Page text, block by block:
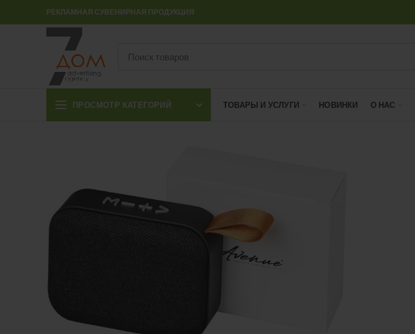
РЕКЛАМНАЯ СУВЕНИРНАЯ ПРОДУКЦИЯ
ПРОСМОТР КАТЕГОРИЙ ТОВАРЫ И УСЛУГИ НОВИНКИ О НАС